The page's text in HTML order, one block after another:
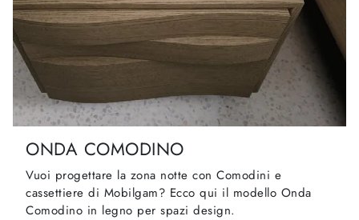
ONDA COMODINO
Vuoi progettare la zona notte con Comodini e
cassettiere di Mobilgam? Ecco qui il modello Onda
Comodino in legno per spazi design.